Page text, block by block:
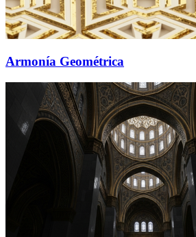
Armonía Geométrica